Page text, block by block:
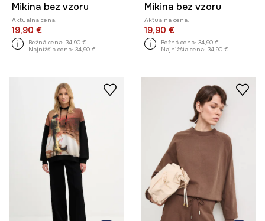
Mikina bez vzoru
Aktuálna cena:
19,90 €
Bežná cena: 34,90 €
Najnižšia cena: 34,90 €
Mikina bez vzoru
Aktuálna cena:
19,90 €
Bežná cena: 34,90 €
Najnižšia cena: 34,90 €